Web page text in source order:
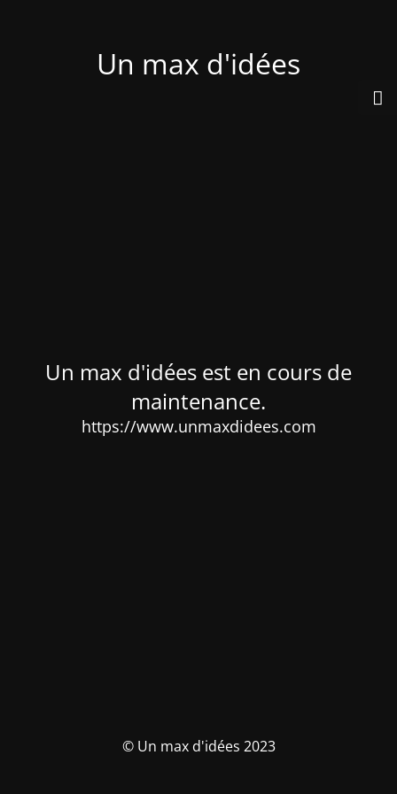
Un max d'idées
Un max d'idées est en cours de
maintenance.
https://www.unmaxdidees.com
© Un max d'idées 2023